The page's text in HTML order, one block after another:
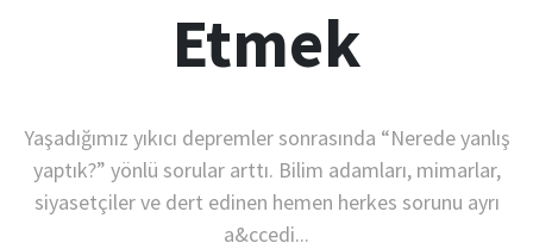
Etmek
Yaşadığımız yıkıcı depremler sonrasında “Nerede yanlış
yaptık?” yönlü sorular arttı. Bilim adamları, mimarlar,
siyasetçiler ve dert edinen hemen herkes sorunu ayrı
a&ccedi...